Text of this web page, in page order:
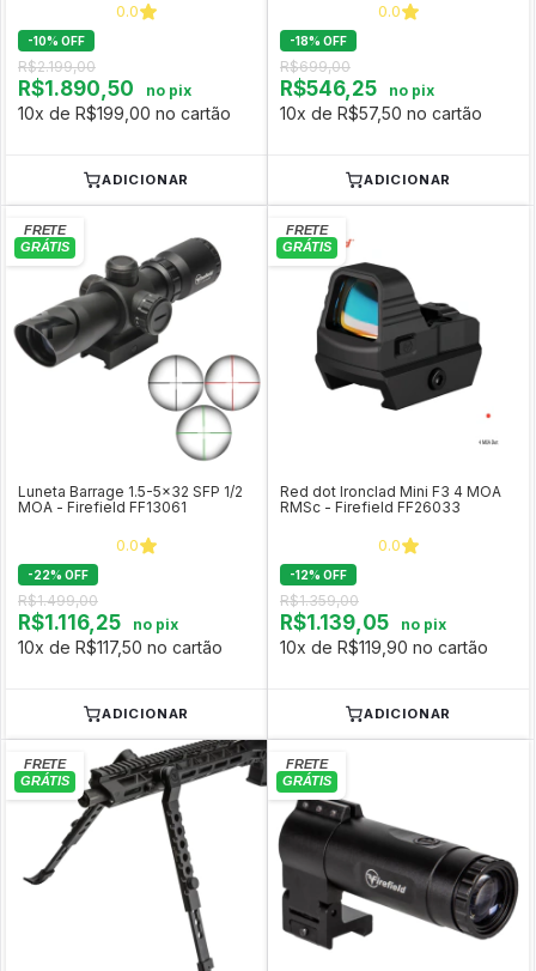
0.0
-10% OFF
R$2.199,00
R$1.890,50 no pix
10x de R$199,00 no cartão
ADICIONAR
0.0
-18% OFF
R$699,00
R$546,25 no pix
10x de R$57,50 no cartão
ADICIONAR
Luneta Barrage 1.5-5x32 SFP 1/2
MOA - Firefield FF13061
0.0
-22% OFF
R$1.499,00
R$1.116,25 no pix
10x de R$117,50 no cartão
ADICIONAR
Red dot Ironclad Mini F3 4 MOA
RMSc - Firefield FF26033
0.0
-12% OFF
R$1.359,00
R$1.139,05 no pix
10x de R$119,90 no cartão
ADICIONAR